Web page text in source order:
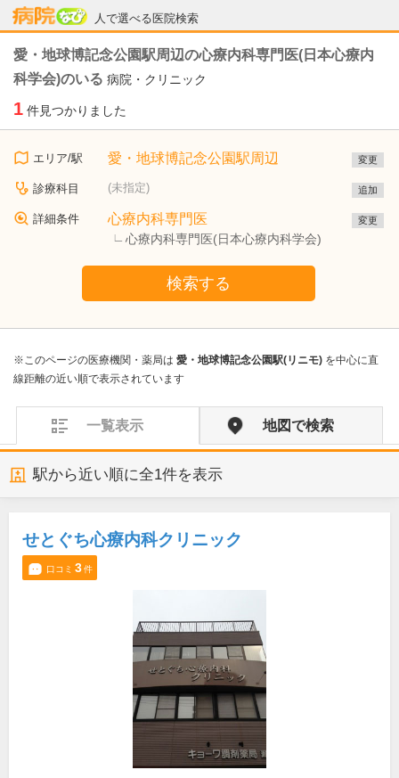
人で選べる医院検索
病院なび
愛・地球博記念公園駅周辺の心療内科専門医(日本心療内
科学会)のいる 病院・クリニック
1 件見つかりました
エリア/駅 愛・地球博記念公園駅周辺 変更
診療科目 (未指定) 追加
詳細条件 心療内科専門医
心療内科専門医(日本心療内科学会)
変更
検索する
※このページの医療機関・薬局は 愛・地球博記念公園駅(リニモ) を中心に直
線距離の近い順で表示されています
一覧表示 地図で検索
駅から近い順に全1件を表示
せとぐち心療内科クリニック
口コミ 3件